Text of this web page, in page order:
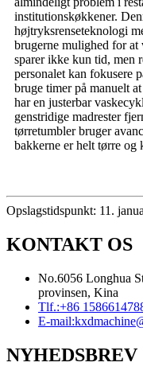
institutionskøkkener.
højtryksrenseteknologi
brugerne mulighed for
sparer ikke kun tid, men
personalet kan fokusere
bruge timer på manuelt
har en justerbar
genstridige madrester
tørretumbler bruger
bakkerne er helt tørre
Opslagstidspunkt: 11.
KONTAKT OS
No.6056 Longhua
provinsen, Kina
Tlf.:+86
E-mail:
NYHEDSBREV